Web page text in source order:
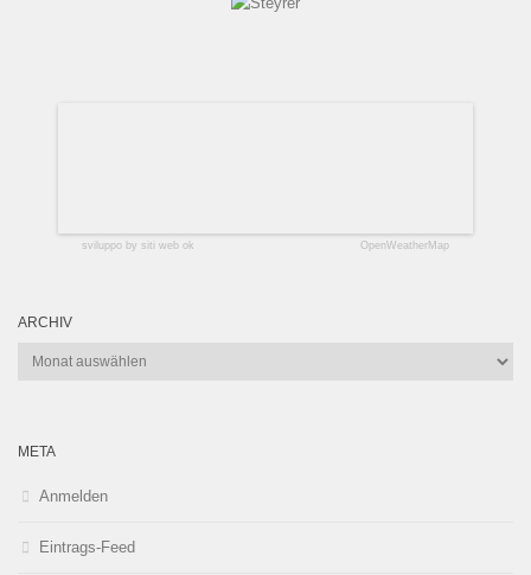
sviluppo by siti web ok OpenWeatherMap
ARCHIV
Archiv
META
Anmelden
Eintrags-Feed